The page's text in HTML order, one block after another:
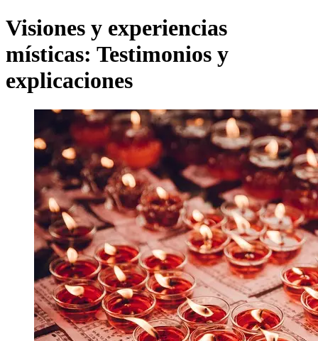
Visiones y experiencias
místicas: Testimonios y
explicaciones